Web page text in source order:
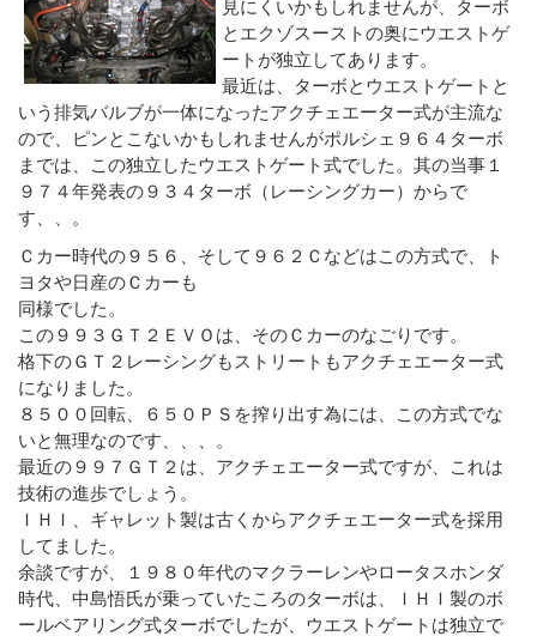
見にくいかもしれませんが、ターボ
とエクゾスーストの奥にウエストゲ
ートが独立してあります。
最近は、ターボとウエストゲートと
いう排気バルブが一体になったアクチェエーター式が主流な
ので、ピンとこないかもしれませんがポルシェ９６４ターボ
までは、この独立したウエストゲート式でした。其の当事１
９７４年発表の９３４ターボ（レーシングカー）からで
す、、。
Ｃカー時代の９５６、そして９６２Ｃなどはこの方式で、ト
ヨタや日産のＣカーも
同様でした。
この９９３ＧＴ２ＥＶＯは、そのＣカーのなごりです。
格下のＧＴ２レーシングもストリートもアクチェエーター式
になりました。
８５００回転、６５０ＰＳを搾り出す為には、この方式でな
いと無理なのです、、、。
最近の９９７ＧＴ２は、アクチェエーター式ですが、これは
技術の進歩でしょう。
ＩＨＩ、ギャレット製は古くからアクチェエーター式を採用
してました。
余談ですが、１９８０年代のマクラーレンやロータスホンダ
時代、中島悟氏が乗っていたころのターボは、ＩＨＩ製のボ
ールベアリング式ターボでしたが、ウエストゲートは独立で